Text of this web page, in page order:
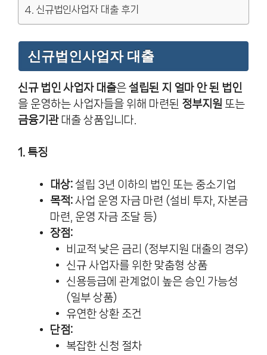
신규법인사업자 대출 후기
신규법인사업자 대출
신규 법인 사업자 대출은 설립된 지 얼마 안 된 법인
을 운영하는 사업자들을 위해 마련된 정부지원 또는
금융기관대출 상품입니다.
1. 특징
대상: 설립 3년 이하의 법인 또는 중소기업
목적: 사업 운영 자금 마련 (설비 투자, 자본금
마련, 운영 자금 조달 등)
장점:
비교적 낮은 금리 (정부지원 대출의 경우)
신규 사업자를 위한 맞춤형 상품
신용등급에 관계없이 높은 승인 가능성
(일부 상품)
유연한 상환 조건
단점:
복잡한 신청 절차